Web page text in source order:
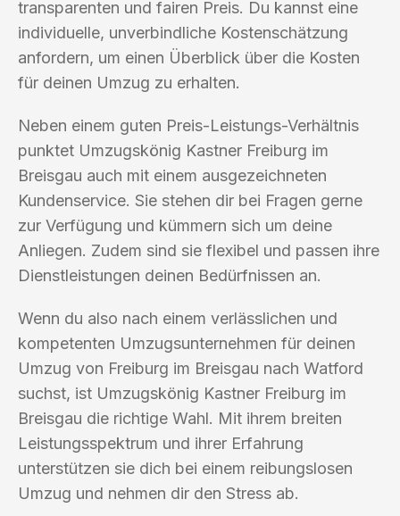
transparenten und fairen Preis. Du kannst eine
individuelle, unverbindliche Kostenschätzung
anfordern, um einen Überblick über die Kosten
für deinen Umzug zu erhalten.
Neben einem guten Preis-Leistungs-Verhältnis
punktet Umzugskönig Kastner Freiburg im
Breisgau auch mit einem ausgezeichneten
Kundenservice. Sie stehen dir bei Fragen gerne
zur Verfügung und kümmern sich um deine
Anliegen. Zudem sind sie flexibel und passen ihre
Dienstleistungen deinen Bedürfnissen an.
Wenn du also nach einem verlässlichen und
kompetenten Umzugsunternehmen für deinen
Umzug von Freiburg im Breisgau nach Watford
suchst, ist Umzugskönig Kastner Freiburg im
Breisgau die richtige Wahl. Mit ihrem breiten
Leistungsspektrum und ihrer Erfahrung
unterstützen sie dich bei einem reibungslosen
Umzug und nehmen dir den Stress ab.